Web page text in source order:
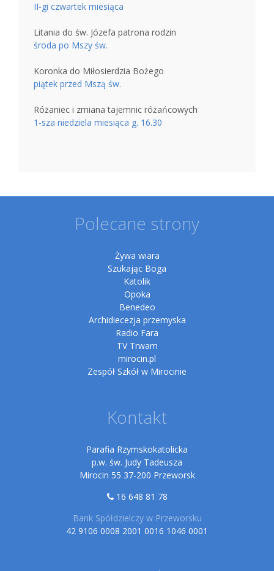
II-gi czwartek miesiąca
Litania do św. Józefa patrona rodzin
środa po Mszy św.
Koronka do Miłosierdzia Bożego
piątek przed Mszą św.
Różaniec i zmiana tajemnic różańcowych
1-sza niedziela miesiąca g. 16.30
Polecane strony
Żywa wiara
Szukając Boga
Katolik
Opoka
Benedeo
Archidiecezja przemyska
Radio Fara
TV Trwam
mirocin.pl
Zespół Szkół w Mirocinie
Kontakt
Parafia Rzymskokatolicka
p.w. św. Judy Tadeusza
Mirocin 55 37-200 Przeworsk
16 648 81 78
Bank Spółdzielczy w Przeworsku
42 9106 0008 2001 0016 1046 0001